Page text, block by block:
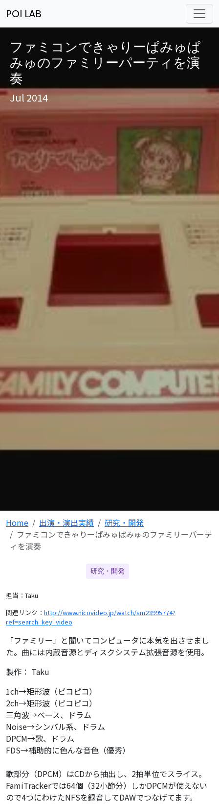
POI LAB
ファミコンできゃりーぱみゅぱ
みゅのファミリーパーティを演
奏
Jul 2014
Home 出演・演出実績
研究・開発
ファミコンできゃりーぱみゅぱみゅのファミリーパーテ
ィを演奏
研究・開発
担当：Taku
関連リンク： http://www.nicovideo.jp/watch/sm23995774?
ref=search_key_video
「ファミリー」と聞いてコンピュータに本気を出させまし
た。 曲には内蔵音源とディスクシステム拡張音源を使用。
製作： Taku
1ch→矩形波（ピコピコ）
2ch→矩形波（ピコピコ）
三角波→ベース、ドラム
Noise→シンバル系、ドラム
DPCM→歌、ドラム
FDS→補助的に色んな音色（優秀）
歌部分（DPCM）はCDから抽出し、2拍単位でスライス。
FamiTrackerでは64個（32小節分）しかDPCMが使えない
ので4つにわけたNFSを録音してDAWでつなげてます。